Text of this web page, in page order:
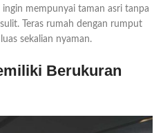
mempunyai taman asri tanpa
Teras rumah dengan rumput
sekalian nyaman.
Berukuran